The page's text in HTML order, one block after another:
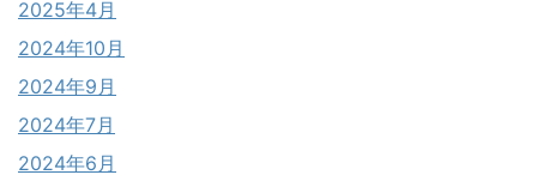
2025年4月
2024年10月
2024年9月
2024年7月
2024年6月